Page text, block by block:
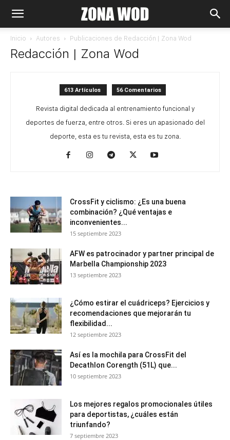
Inicio Autores Publicaciones de Redacción | Zona Wod
Redacción | Zona Wod
613 Artículos 56 Comentarios
Revista digital dedicada al entrenamiento funcional y
deportes de fuerza, entre otros. Si eres un apasionado del
deporte, esta es tu revista, esta es tu zona.
CrossFit y ciclismo: ¿Es una buena
combinación? ¿Qué ventajas e
inconvenientes...
15 septiembre 2023
AFW es patrocinador y partner principal de
Marbella Championship 2023
13 septiembre 2023
¿Cómo estirar el cuádriceps? Ejercicios y
recomendaciones que mejorarán tu
flexibilidad...
12 septiembre 2023
Así es la mochila para CrossFit del
Decathlon Corength (51L) que...
10 septiembre 2023
Los mejores regalos promocionales útiles
para deportistas, ¿cuáles están
triunfando?
7 septiembre 2023